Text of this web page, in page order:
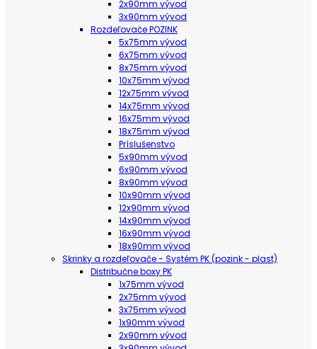
2x90mm vývod
3x90mm vývod
Rozdeľovače POZINK
5x75mm vývod
6x75mm vývod
8x75mm vývod
10x75mm vývod
12x75mm vývod
14x75mm vývod
16x75mm vývod
18x75mm vývod
Príslušenstvo
5x90mm vývod
6x90mm vývod
8x90mm vývod
10x90mm vývod
12x90mm vývod
14x90mm vývod
16x90mm vývod
18x90mm vývod
Skrinky a rozdeľovače - Systém PK (pozink - plast)
Distribučne boxy PK
1x75mm vývod
2x75mm vývod
3x75mm vývod
1x90mm vývod
2x90mm vývod